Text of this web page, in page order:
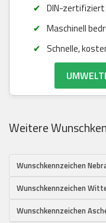
DIN-
Maschinell
Schnelle,
Weitere
Wunschkennzeichen
Wunschkennzeichen
Wunschkennzeichen